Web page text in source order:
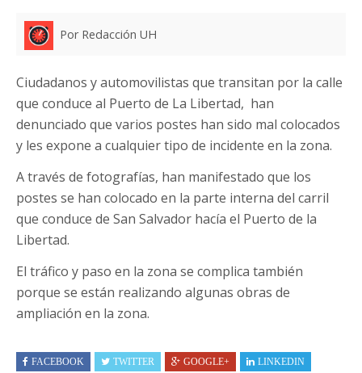
Por Redacción UH
Ciudadanos y automovilistas que transitan por la calle
que conduce al Puerto de La Libertad, han
denunciado que varios postes han sido mal colocados
y les expone a cualquier tipo de incidente en la zona.
A través de fotografías, han manifestado que los
postes se han colocado en la parte interna del carril
que conduce de San Salvador hacía el Puerto de la
Libertad.
El tráfico y paso en la zona se complica también
porque se están realizando algunas obras de
ampliación en la zona.
FACEBOOK TWITTER GOOGLE+ LINKEDIN